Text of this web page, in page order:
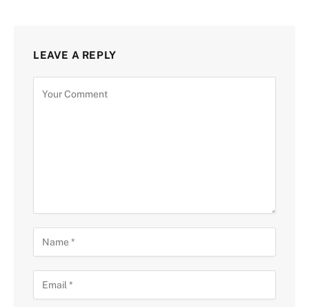
LEAVE A REPLY